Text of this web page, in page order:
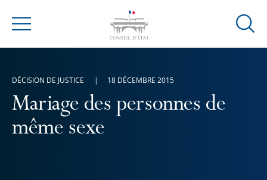
Menu
Ouvrir
Mariage des personnes de
même sexe
DÉCISION DE JUSTICE 18 DÉCEMBRE 2015